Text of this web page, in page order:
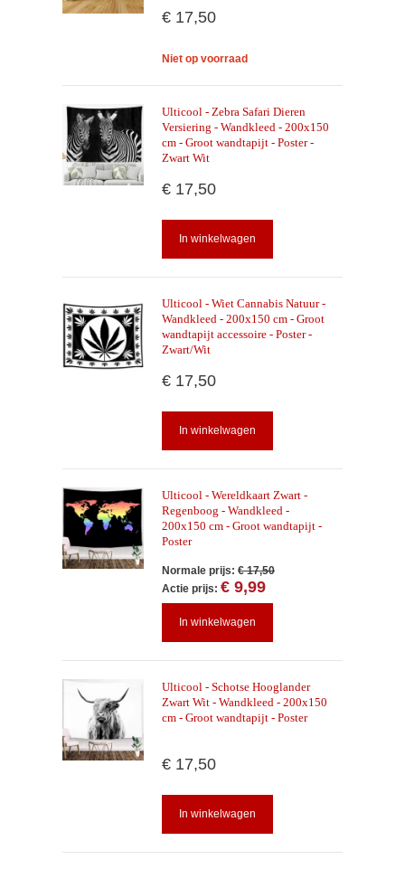
€ 17,50
Niet op voorraad
Ulticool - Zebra Safari Dieren
Versiering - Wandkleed - 200x150
cm - Groot wandtapijt - Poster -
Zwart Wit
€ 17,50
In winkelwagen
Ulticool - Wiet Cannabis Natuur -
Wandkleed - 200x150 cm - Groot
wandtapijt accessoire - Poster -
Zwart/Wit
€ 17,50
In winkelwagen
Ulticool - Wereldkaart Zwart -
Regenboog - Wandkleed -
200x150 cm - Groot wandtapijt -
Poster
Normale prijs: € 17,50
Actie prijs: € 9,99
In winkelwagen
Ulticool - Schotse Hooglander
Zwart Wit - Wandkleed - 200x150
cm - Groot wandtapijt - Poster
€ 17,50
In winkelwagen